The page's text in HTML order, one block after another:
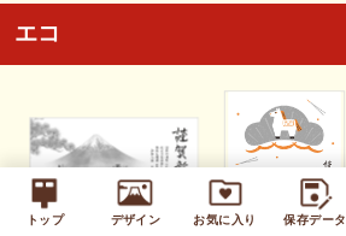
トップ デザイン お気に入り 保存データ
エコ